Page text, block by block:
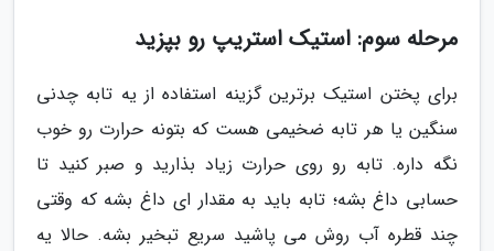
مرحله سوم: استیک استریپ رو بپزید
برای پختن استیک برترین گزینه استفاده از یه تابه چدنی
سنگین یا هر تابه ضخیمی هست که بتونه حرارت رو خوب
نگه داره. تابه رو روی حرارت زیاد بذارید و صبر کنید تا
حسابی داغ بشه؛ تابه باید به مقدار ای داغ بشه که وقتی
چند قطره آب روش می پاشید سریع تبخیر بشه. حالا یه